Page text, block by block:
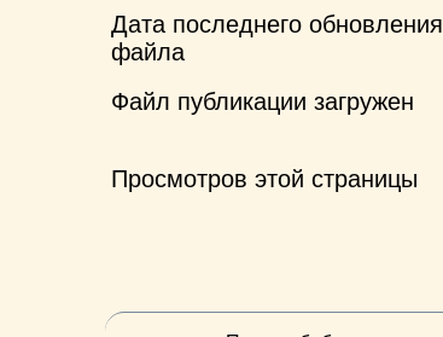
Дата последнего обновления
файла
Файл публикации загружен
Просмотров этой страницы